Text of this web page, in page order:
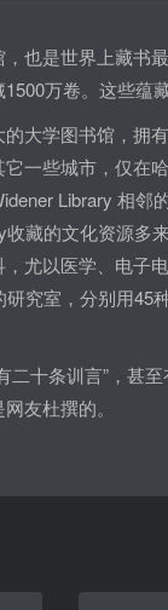
也是世界上藏书
万卷。这些蕴
大学图书馆，拥
一些城市，仅在
Library 相
藏的文化资源
尤以医学、电子
究室，分别用
二十条训言”，甚
友杜撰的。